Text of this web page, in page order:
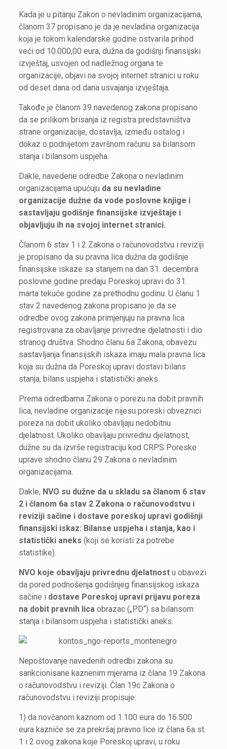
Kada je u pitanju Zakon o nevladinim organizacijama,
članom 37 propisano je da je nevladina organizacija
koja je tokom kalendarske godine ostvarila prihod
veći od 10.000,00 eura, dužna da godišnji finansijski
izvještaj, usvojen od nadležnog organa te
organizacije, objavi na svojoj internet stranici u roku
od deset dana od dana usvajanja izvještaja.
Takođe je članom 39 navedenog zakona propisano
da se prilikom brisanja iz registra predstavništva
strane organizacije, dostavlja, između ostalog i
dokaz o podnijetom završnom računu sa bilansom
stanja i bilansom uspjeha.
Dakle, navedene odredbe Zakona o nevladinim
organizacijama upućuju da su nevladine
organizacije dužne da vode poslovne knjige i
sastavljaju godišnje finansijske izvještaje i
objavljuju ih na svojoj internet stranici.
Članom 6 stav 1 i 2 Zakona o računovodstvu i reviziji
je propisano da su pravna lica dužna da godišnje
finansijske iskaze sa stanjem na dan 31. decembra
poslovne godine predaju Poreskoj upravi do 31.
marta tekuće godine za prethodnu godinu. U članu 1
stav 2 navedenog zakona propisano je da se
odredbe ovog zakona primjenjuju na pravna lica
registrovana za obavljanje privredne djelatnosti i dio
stranog društva. Shodno članu 6a Zakona, obavezu
sastavljanja finansijskih iskaza imaju mala pravna lica
koja su dužna da Poreskoj upravi dostavi bilans
stanja, bilans uspjeha i statistički aneks.
Prema odredbama Zakona o porezu na dobit pravnih
lica, nevladine organizacije nijesu poreski obveznici
poreza na dobit ukoliko obavljaju nedobitnu
djelatnost. Ukoliko obavljaju privrednu djelatnost,
dužne su da izvrše registraciju kod CRPS Poreske
uprave shodno članu 29 Zakona o nevladinim
organizacijama.
Dakle, NVO su dužne da u skladu sa članom 6 stav
2 i članom 6a stav 2 Zakona o računovodstvu i
reviziji sačine i dostave poreskoj upravi godišnji
finansijski iskaz: Bilanse uspjeha i stanja, kao i
statistički aneks (koji se koristi za potrebe
statistike).
NVO koje obavljaju privrednu djelatnost u obavezi
da pored podnošenja godišnjeg finansijskog iskaza
sačine i dostave Poreskoj upravi prijavu poreza
na dobit pravnih lica obrazac („PD“) sa bilansom
stanja i bilansom uspjeha i statistički aneks.
Nepoštovanje navedenih odredbi zakona su
sankcionisane kaznenim mjerama iz člana 19 Zakona
o računovodstvu i reviziji. Član 19c Zakona o
računovodstvu i reviziji propisuje:
1) da novčanom kaznom od 1.100 eura do 16.500
eura kazniće se za prekršaj pravno lice iz člana 6a st.
1 i 2 ovog zakona koje Poreskoj upravi, u roku